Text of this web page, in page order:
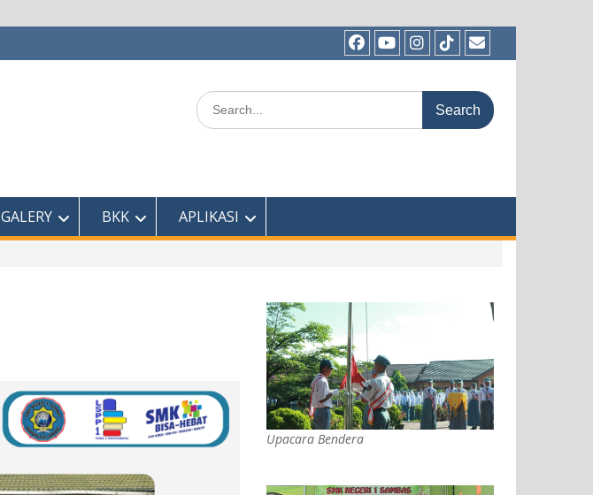
FacebookYoutubeInstagram
TikTokEmail
Search
for:
GALERY BKK APLIKASI
Upacara Bendera